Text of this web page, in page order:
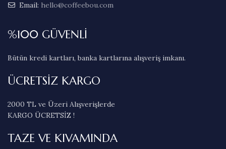
Email: hello@coffeebou.com
%100 GÜVENLİ
Bütün kredi kartları, banka kartlarına alışveriş imkanı.
ÜCRETSİZ KARGO
2000 TL ve Üzeri Alışverişlerde
KARGO ÜCRETSİZ !
TAZE VE KIVAMINDA